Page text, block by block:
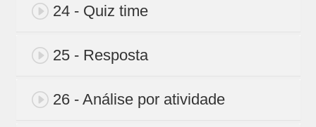
24 - Quiz time
25 - Resposta
26 - Análise por atividade